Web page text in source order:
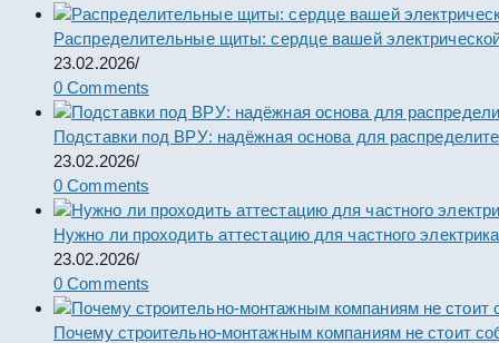
Распределительные щиты: сердце вашей
23.02.2026/
0 Comments
Подставки под ВРУ: надёжная основа для
23.02.2026/
0 Comments
Нужно ли проходить аттестацию для частного
23.02.2026/
0 Comments
Почему строительно-монтажным компаниям не стоит